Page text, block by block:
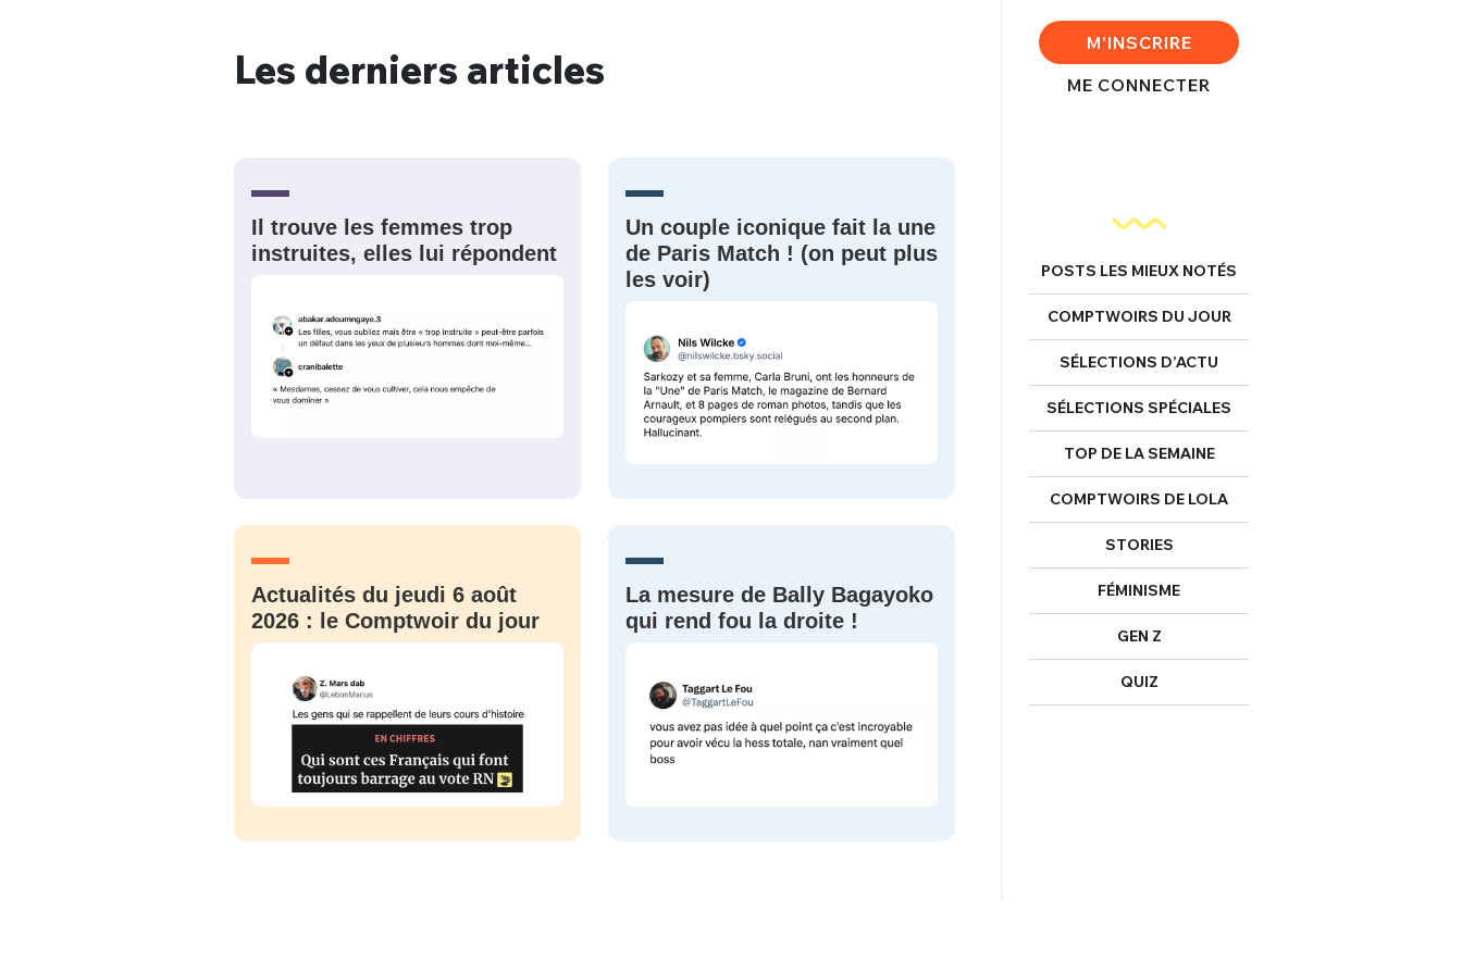
Les derniers articles
Il trouve les femmes trop
instruites, elles lui répondent
Un couple iconique fait la une
de Paris Match ! (on peut plus
les voir)
Actualités du jeudi 6 août
2026 : le Comptwoir du jour
La mesure de Bally Bagayoko
qui rend fou la droite !
M'INSCRIRE
ME CONNECTER
POSTS LES MIEUX NOTÉS
COMPTWOIRS DU JOUR
SÉLECTIONS D’ACTU
SÉLECTIONS SPÉCIALES
TOP DE LA SEMAINE
COMPTWOIRS DE LOLA
STORIES
FÉMINISME
GEN Z
QUIZ
PSEUDO*
EMAIL*
PASSWORD*
PSEUDO
Mot de passe perdu ?
CONNEXION
FERMER
VOTRE PARTICIPATION
Que souhaitez-vous proposer ?
Quelques
tweets
Ma propre
sélection
Un Thread
C'EST PARTI